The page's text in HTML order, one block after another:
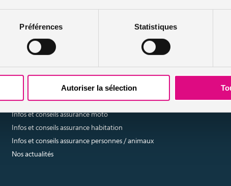
Préférences Statistiques
Autoriser la sélection
la durée de votre location. Cette garantie peut être accordée sous
sur internet spécialisé en IARD et en assurances de personnes
Infos et conseils assurance auto
Infos et conseils assurance moto
Infos et conseils assurance habitation
Infos et conseils assurance personnes / animaux
Nos actualités